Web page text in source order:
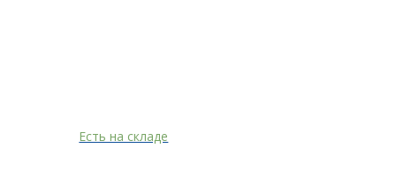
Есть на складе